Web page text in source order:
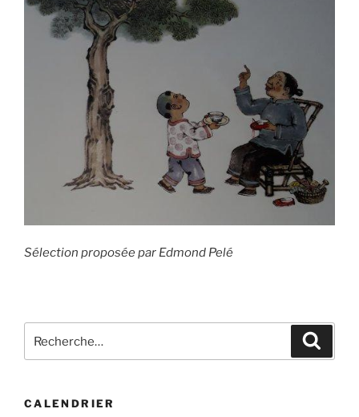
Sélection proposée par Edmond Pelé
pour
CALENDRIER